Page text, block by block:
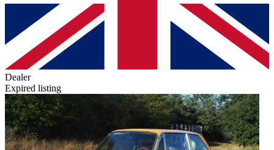
Dealer
Expired listing